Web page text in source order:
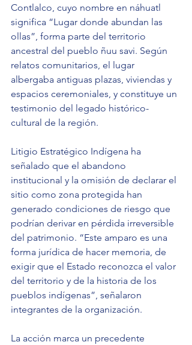
Contlalco, cuyo nombre en náhuatl
significa “Lugar donde abundan las
ollas”, forma parte del territorio
ancestral del pueblo ñuu savi. Según
relatos comunitarios, el lugar
albergaba antiguas plazas, viviendas y
espacios ceremoniales, y constituye un
testimonio del legado histórico-
cultural de la región.
Litigio Estratégico Indígena ha
señalado que el abandono
institucional y la omisión de declarar el
sitio como zona protegida han
generado condiciones de riesgo que
podrían derivar en pérdida irreversible
del patrimonio. “Este amparo es una
forma jurídica de hacer memoria, de
exigir que el Estado reconozca el valor
del territorio y de la historia de los
pueblos indígenas”, señalaron
integrantes de la organización.
La acción marca un precedente